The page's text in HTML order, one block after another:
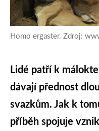
Homo ergaster. Zdroj:
Lidé patří k
dávají přednost
svazkům. Jak k
příběh spojuje